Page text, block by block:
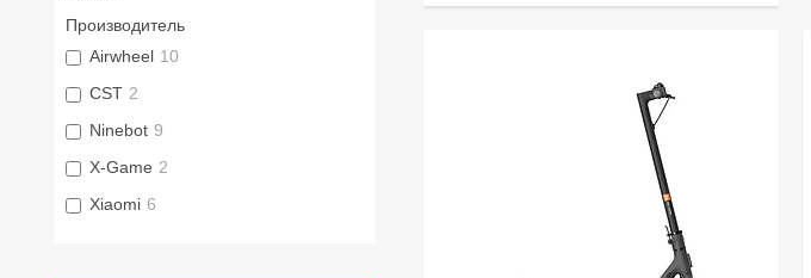
Производитель
Airwheel 10
CST 2
Ninebot 9
X-Game 2
Xiaomi 6